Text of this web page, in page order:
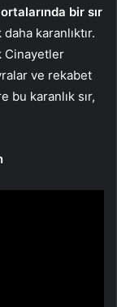
bir sır
karanlıktır.
Cinayetler
ve rekabet
bu karanlık sır,